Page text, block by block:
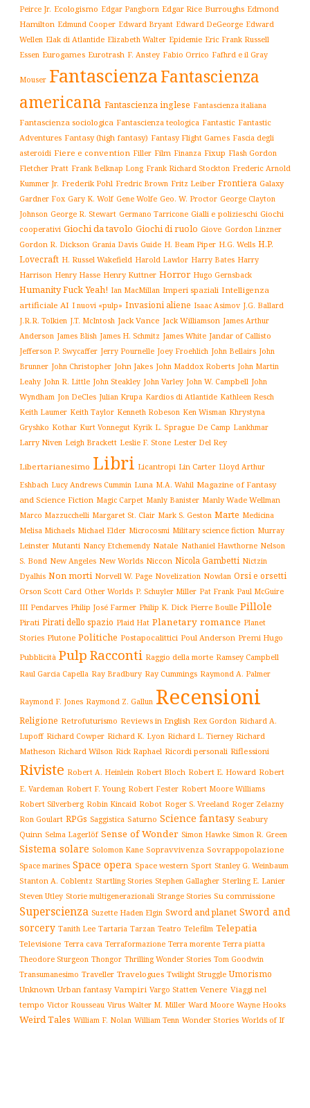
Peirce Jr. Ecologismo Edgar Pangborn Edgar Rice Burroughs Edmond
Hamilton Edmund Cooper Edward Bryant Edward DeGeorge Edward
Wellen Elak di Atlantide Elizabeth Walter Epidemie Eric Frank Russell
Essen Eurogames Eurotrash F. Anstey Fabio Orrico Fafhrd e il Gray
Mouser FantascienzaFantascienza
americana Fantascienza inglese Fantascienza italiana
Fantascienza sociologica Fantascienza teologica Fantastic Fantastic
Adventures Fantasy (high fantasy) Fantasy Flight Games Fascia degli
asteroidi Fiere e convention Filler Film Finanza Fixup Flash Gordon
Fletcher Pratt Frank Belknap Long Frank Richard Stockton Frederic Arnold
Kummer Jr. Frederik Pohl Fredric Brown Fritz Leiber Frontiera Galaxy
Gardner Fox Gary K. Wolf Gene Wolfe Geo. W. Proctor George Clayton
Johnson George R. Stewart Germano Tarricone Gialli e polizieschi Giochi
cooperativi Giochi da tavolo Giochi di ruolo Giove Gordon Linzner
Gordon R. Dickson Grania Davis Guide H. Beam Piper H.G. Wells H.P.
Lovecraft H. Russel Wakefield Harold Lawlor Harry Bates Harry
Harrison Henry Hasse Henry Kuttner Horror Hugo Gernsback
Humanity Fuck Yeah! Ian MacMillan Imperi spaziali Intelligenza
artificiale AI I nuovi «pulp» Invasioni aliene Isaac Asimov J.G. Ballard
J.R.R. Tolkien J.T. McIntosh Jack Vance Jack Williamson James Arthur
Anderson James Blish James H. Schmitz James White Jandar of Callisto
Jefferson P. Swycaffer Jerry Pournelle Joey Froehlich John Bellairs John
Brunner John Christopher John Jakes John Maddox Roberts John Martin
Leahy John R. Little John Steakley John Varley John W. Campbell John
Wyndham Jon DeCles Julian Krupa Kardios di Atlantide Kathleen Resch
Keith Laumer Keith Taylor Kenneth Robeson Ken Wisman Khrystyna
Gryshko Kothar Kurt Vonnegut Kyrik L. Sprague De Camp Lankhmar
Larry Niven Leigh Brackett Leslie F. Stone Lester Del Rey
Libertarianesimo Libri Licantropi Lin Carter Lloyd Arthur
Eshbach Lucy Andrews Cummin Luna M.A. Wahil Magazine of Fantasy
and Science Fiction Magic Carpet Manly Banister Manly Wade Wellman
Marco Mazzucchelli Margaret St. Clair Mark S. Geston Marte Medicina
Melisa Michaels Michael Elder Microcosmi Military science fiction Murray
Leinster Mutanti Nancy Etchemendy Natale Nathaniel Hawthorne Nelson
S. Bond New Angeles New Worlds Niccon Nicola Gambetti Nictzin
Dyalhis Non morti Norvell W. Page Novelization Nowlan Orsi e orsetti
Orson Scott Card Other Worlds P. Schuyler Miller Pat Frank Paul McGuire
III Pendarves Philip José Farmer Philip K. Dick Pierre Boulle Pillole
Pirati Pirati dello spazio Plaid Hat Planetary romance Planet
Stories Plutone Politiche Postapocalittici Poul Anderson Premi Hugo
Pubblicità Pulp Racconti Raggio della morte Ramsey Campbell
Raul Garcia Capella Ray Bradbury Ray Cummings Raymond A. Palmer
Raymond F. Jones Raymond Z. Gallun Recensioni
Religione Retrofuturismo Reviews in English Rex Gordon Richard A.
Lupoff Richard Cowper Richard K. Lyon Richard L. Tierney Richard
Matheson Richard Wilson Rick Raphael Ricordi personali Riflessioni
Riviste Robert A. Heinlein Robert Bloch Robert E. Howard Robert
E. Vardeman Robert F. Young Robert Fester Robert Moore Williams
Robert Silverberg Robin Kincaid Robot Roger S. Vreeland Roger Zelazny
Ron Goulart RPGs Saggistica Saturno Science fantasy Seabury
Quinn Selma Lagerlöf Sense of Wonder Simon Hawke Simon R. Green
Sistema solare Solomon Kane Sopravvivenza Sovrappopolazione
Space marines Space opera Space western Sport Stanley G. Weinbaum
Stanton A. Coblentz Startling Stories Stephen Gallagher Sterling E. Lanier
Steven Utley Storie multigenerazionali Strange Stories Su commissione
Superscienza Suzette Haden Elgin Sword and planet Sword and
sorcery Tanith Lee Tartaria Tarzan Teatro Telefilm Telepatia
Televisione Terra cava Terraformazione Terra morente Terra piatta
Theodore Sturgeon Thongor Thrilling Wonder Stories Tom Goodwin
Transumanesimo Traveller Travelogues Twilight Struggle Umorismo
Unknown Urban fantasy Vampiri Vargo Statten Venere Viaggi nel
tempo Victor Rousseau Virus Walter M. Miller Ward Moore Wayne Hooks
Weird Tales William F. Nolan William Tenn Wonder Stories Worlds of If